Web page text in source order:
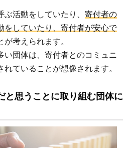
活動をしていたり、 寄付者の
をしていたり、寄付者が安心で
が考えられます。
い団体は、寄付者とのコミュニ
ていることが想像されます。
と思うことに取り組む団体に